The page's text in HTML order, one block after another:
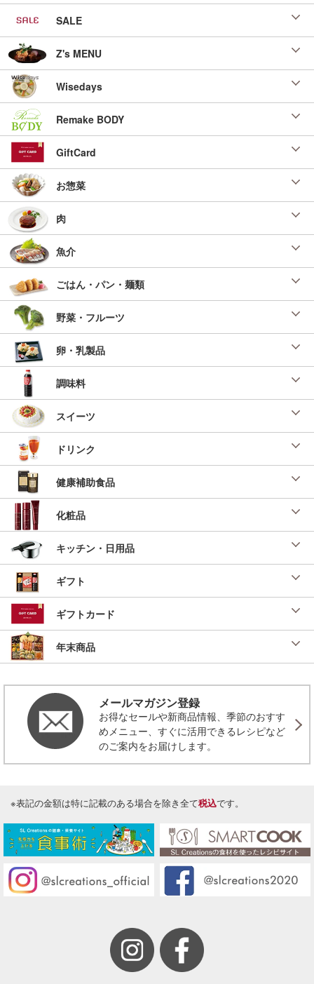
SALE
Z's MENU
Wisedays
Remake BODY
GiftCard
お惣菜
肉
魚介
ごはん・パン・麺類
野菜・フルーツ
卵・乳製品
調味料
スイーツ
ドリンク
健康補助食品
化粧品
キッチン・日用品
ギフト
ギフトカード
年末商品
メールマガジン登録
お得なセールや新商品情報、季節のおすす
めメニュー、すぐに活用できるレシピなど
のご案内をお届けします。
※表記の金額は特に記載のある場合を除き全て税込です。